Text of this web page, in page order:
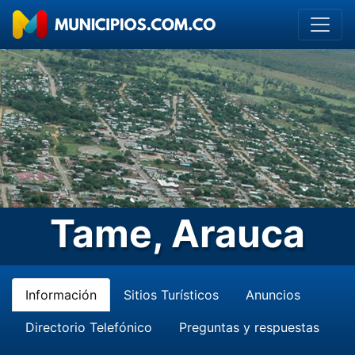
Tame, Arauca
Información Sitios Turísticos Anuncios
Directorio Telefónico Preguntas y respuestas